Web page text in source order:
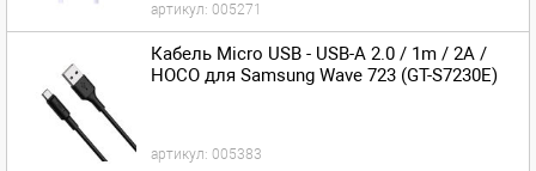
артикул: 005271
Кабель Micro USB - USB-A 2.0 / 1m / 2A /
HOCO для Samsung Wave 723 (GT-S7230E)
артикул: 005383